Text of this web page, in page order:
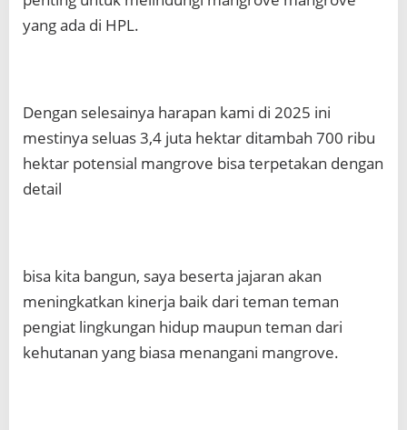
yang ada di HPL.
Dengan selesainya harapan kami di 2025 ini
mestinya seluas 3,4 juta hektar ditambah 700 ribu
hektar potensial mangrove bisa terpetakan dengan
detail
bisa kita bangun, saya beserta jajaran akan
meningkatkan kinerja baik dari teman teman
pengiat lingkungan hidup maupun teman dari
kehutanan yang biasa menangani mangrove.